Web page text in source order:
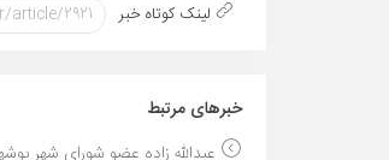
لینک کوتاه خبر
خبر‌های مرتبط
عبدالله زاده عضو شورای شهر